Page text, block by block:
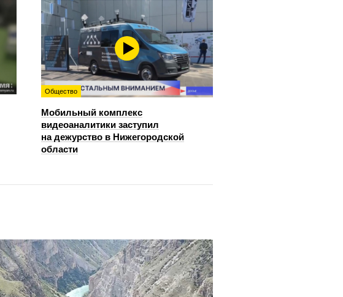
Общество
Мобильный комплекс
видеоаналитики заступил
на дежурство в Нижегородской
области